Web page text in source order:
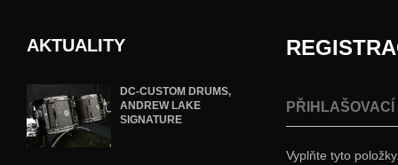
AKTUALITY
DC-CUSTOM DRUMS,
ANDREW LAKE
SIGNATURE
Vyplňte tyto